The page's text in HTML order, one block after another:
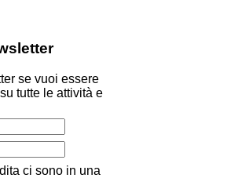
se vuoi essere
tutte le attività e
ci sono in una